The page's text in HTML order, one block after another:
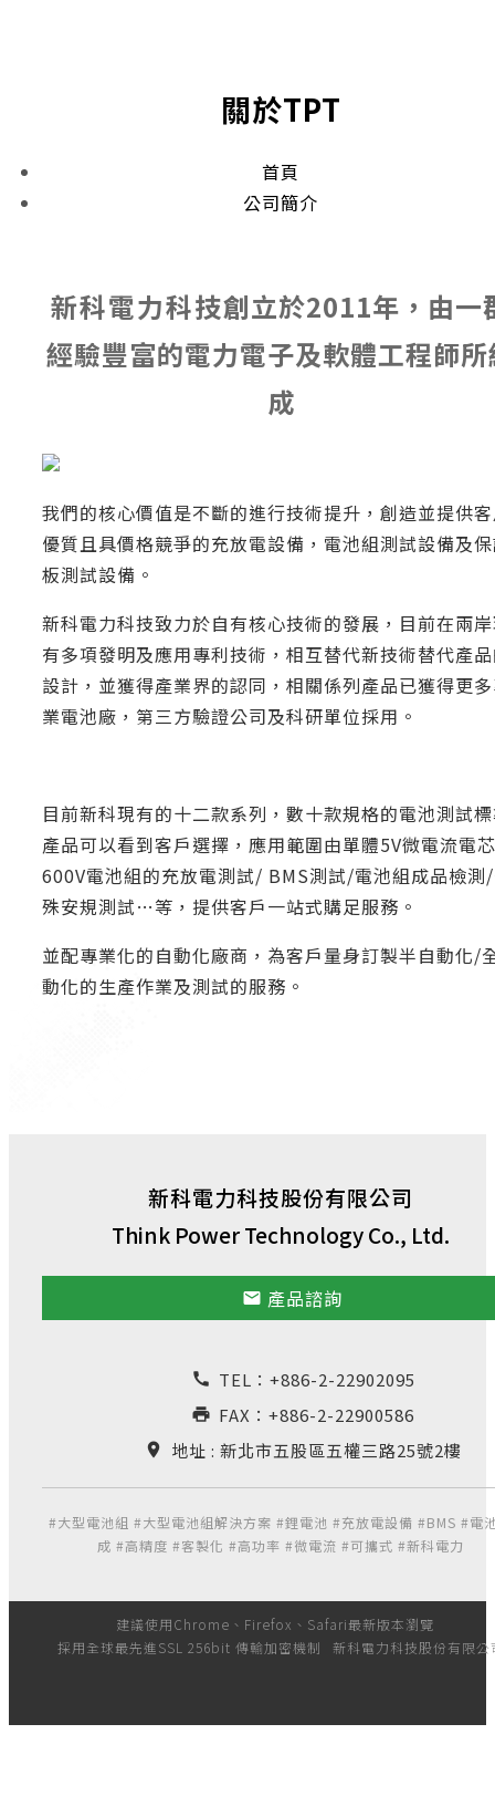
關於TPT
首頁
公司簡介
新科電力科技創立於2011年，由一
經驗豐富的電力電子及軟體工程師
成
我們的核心價值是不斷的進行技術提升，創造並提供
優質且具價格競爭的充放電設備，電池組測試設備及
板測試設備。
新科電力科技致力於自有核心技術的發展，目前在兩
有多項發明及應用專利技術，相互替代新技術替代產
設計，並獲得產業界的認同，相關係列產品已獲得更
業電池廠，第三方驗證公司及科研單位採用。
目前新科現有的十二款系列，數十款規格的電池測試
產品可以看到客戶選擇，應用範圍由單體5V微電流電
600V電池組的充放電測試/ BMS測試/電池組成品檢測
殊安規測試…等，提供客戶一站式購足服務。
並配專業化的自動化廠商，為客戶量身訂製半自動化/
動化的生產作業及測試的服務。
新科電力科技股份有限公司
Think Power Technology Co., Ltd.
email 產品諮詢
call TEL： +886-2-22902095
print FAX：+886-2-22900586
location_on 地址 : 新北市五股區五權三路25號2樓
#大型電池組 #大型電池組解決方案 #鋰電池 #充放電設備 #BMS #電
成 #高精度 #客製化 #高功率 #微電流 #可攜式 #新科電力
建議使用Chrome、Firefox、Safari最新版本瀏覽
採用全球最先進SSL 256bit 傳輸加密機制
新科電力科技股份有限公